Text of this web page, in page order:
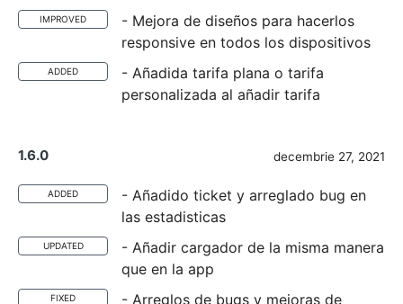
IMPROVED
- Mejora de diseños para hacerlos
responsive en todos los dispositivos
ADDED
- Añadida tarifa plana o tarifa
personalizada al añadir tarifa
1.6.0 decembrie 27, 2021
ADDED
- Añadido ticket y arreglado bug en
las estadisticas
UPDATED
- Añadir cargador de la misma manera
que en la app
FIXED - Arreglos de bugs y mejoras de